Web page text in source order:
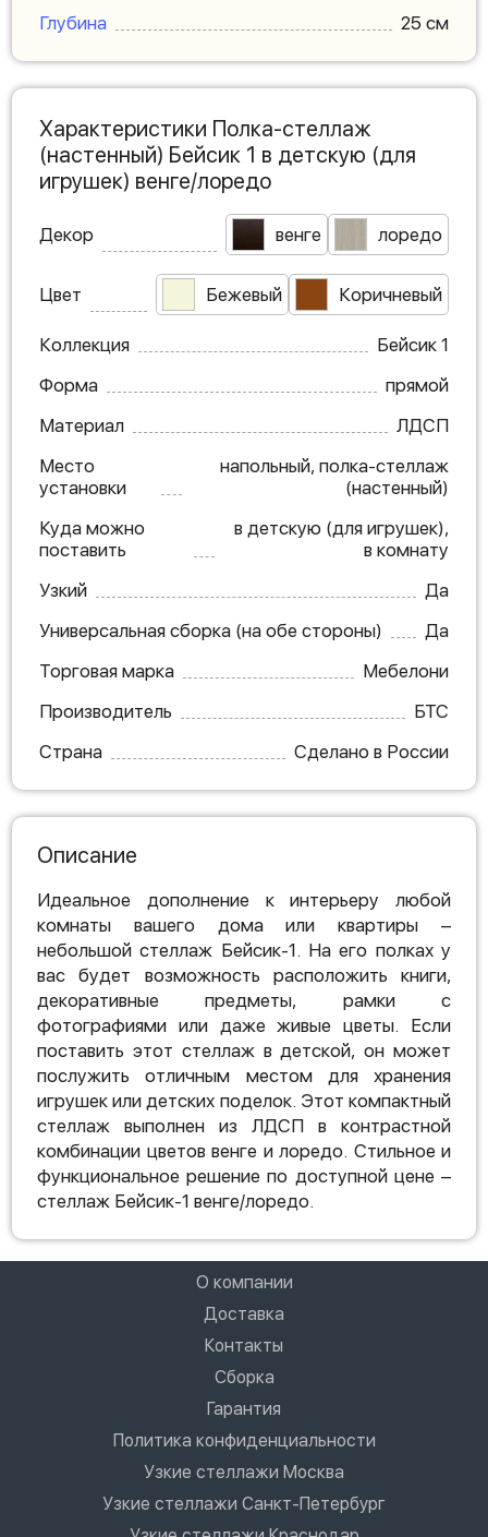
Глубина
25 см
Характеристики Полка-стеллаж
(настенный) Бейсик 1 в детскую (для
игрушек) венге/лоредо
Декор венге лоредо
Цвет Бежевый Коричневый
Коллекция
Бейсик 1
Форма
прямой
Материал
ЛДСП
Место
установки
напольный, полка-стеллаж
(настенный)
Куда можно
поставить
в детскую (для игрушек),
в комнату
Узкий
Да
Универсальная сборка (на обе стороны)
Да
Торговая марка
Мебелони
Производитель
БТС
Страна
Сделано в России
Описание
Идеальное дополнение к интерьеру любой
комнаты вашего дома или квартиры –
небольшой стеллаж Бейсик-1. На его полках у
вас будет возможность расположить книги,
декоративные предметы, рамки с
фотографиями или даже живые цветы. Если
поставить этот стеллаж в детской, он может
послужить отличным местом для хранения
игрушек или детских поделок. Этот компактный
стеллаж выполнен из ЛДСП в контрастной
комбинации цветов венге и лоредо. Стильное и
функциональное решение по доступной цене –
стеллаж Бейсик-1 венге/лоредо.
О компании
Доставка
Контакты
Сборка
Гарантия
Политика конфиденциальности
Узкие стеллажи Москва
Узкие стеллажи Санкт-Петербург